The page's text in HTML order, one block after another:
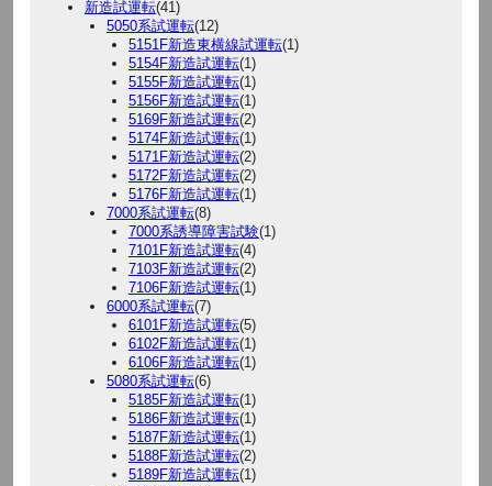
新造試運転(41)
5050系試運転(12)
5151F新造東横線試運転(1)
5154F新造試運転(1)
5155F新造試運転(1)
5156F新造試運転(1)
5169F新造試運転(2)
5174F新造試運転(1)
5171F新造試運転(2)
5172F新造試運転(2)
5176F新造試運転(1)
7000系試運転(8)
7000系誘導障害試験(1)
7101F新造試運転(4)
7103F新造試運転(2)
7106F新造試運転(1)
6000系試運転(7)
6101F新造試運転(5)
6102F新造試運転(1)
6106F新造試運転(1)
5080系試運転(6)
5185F新造試運転(1)
5186F新造試運転(1)
5187F新造試運転(1)
5188F新造試運転(2)
5189F新造試運転(1)